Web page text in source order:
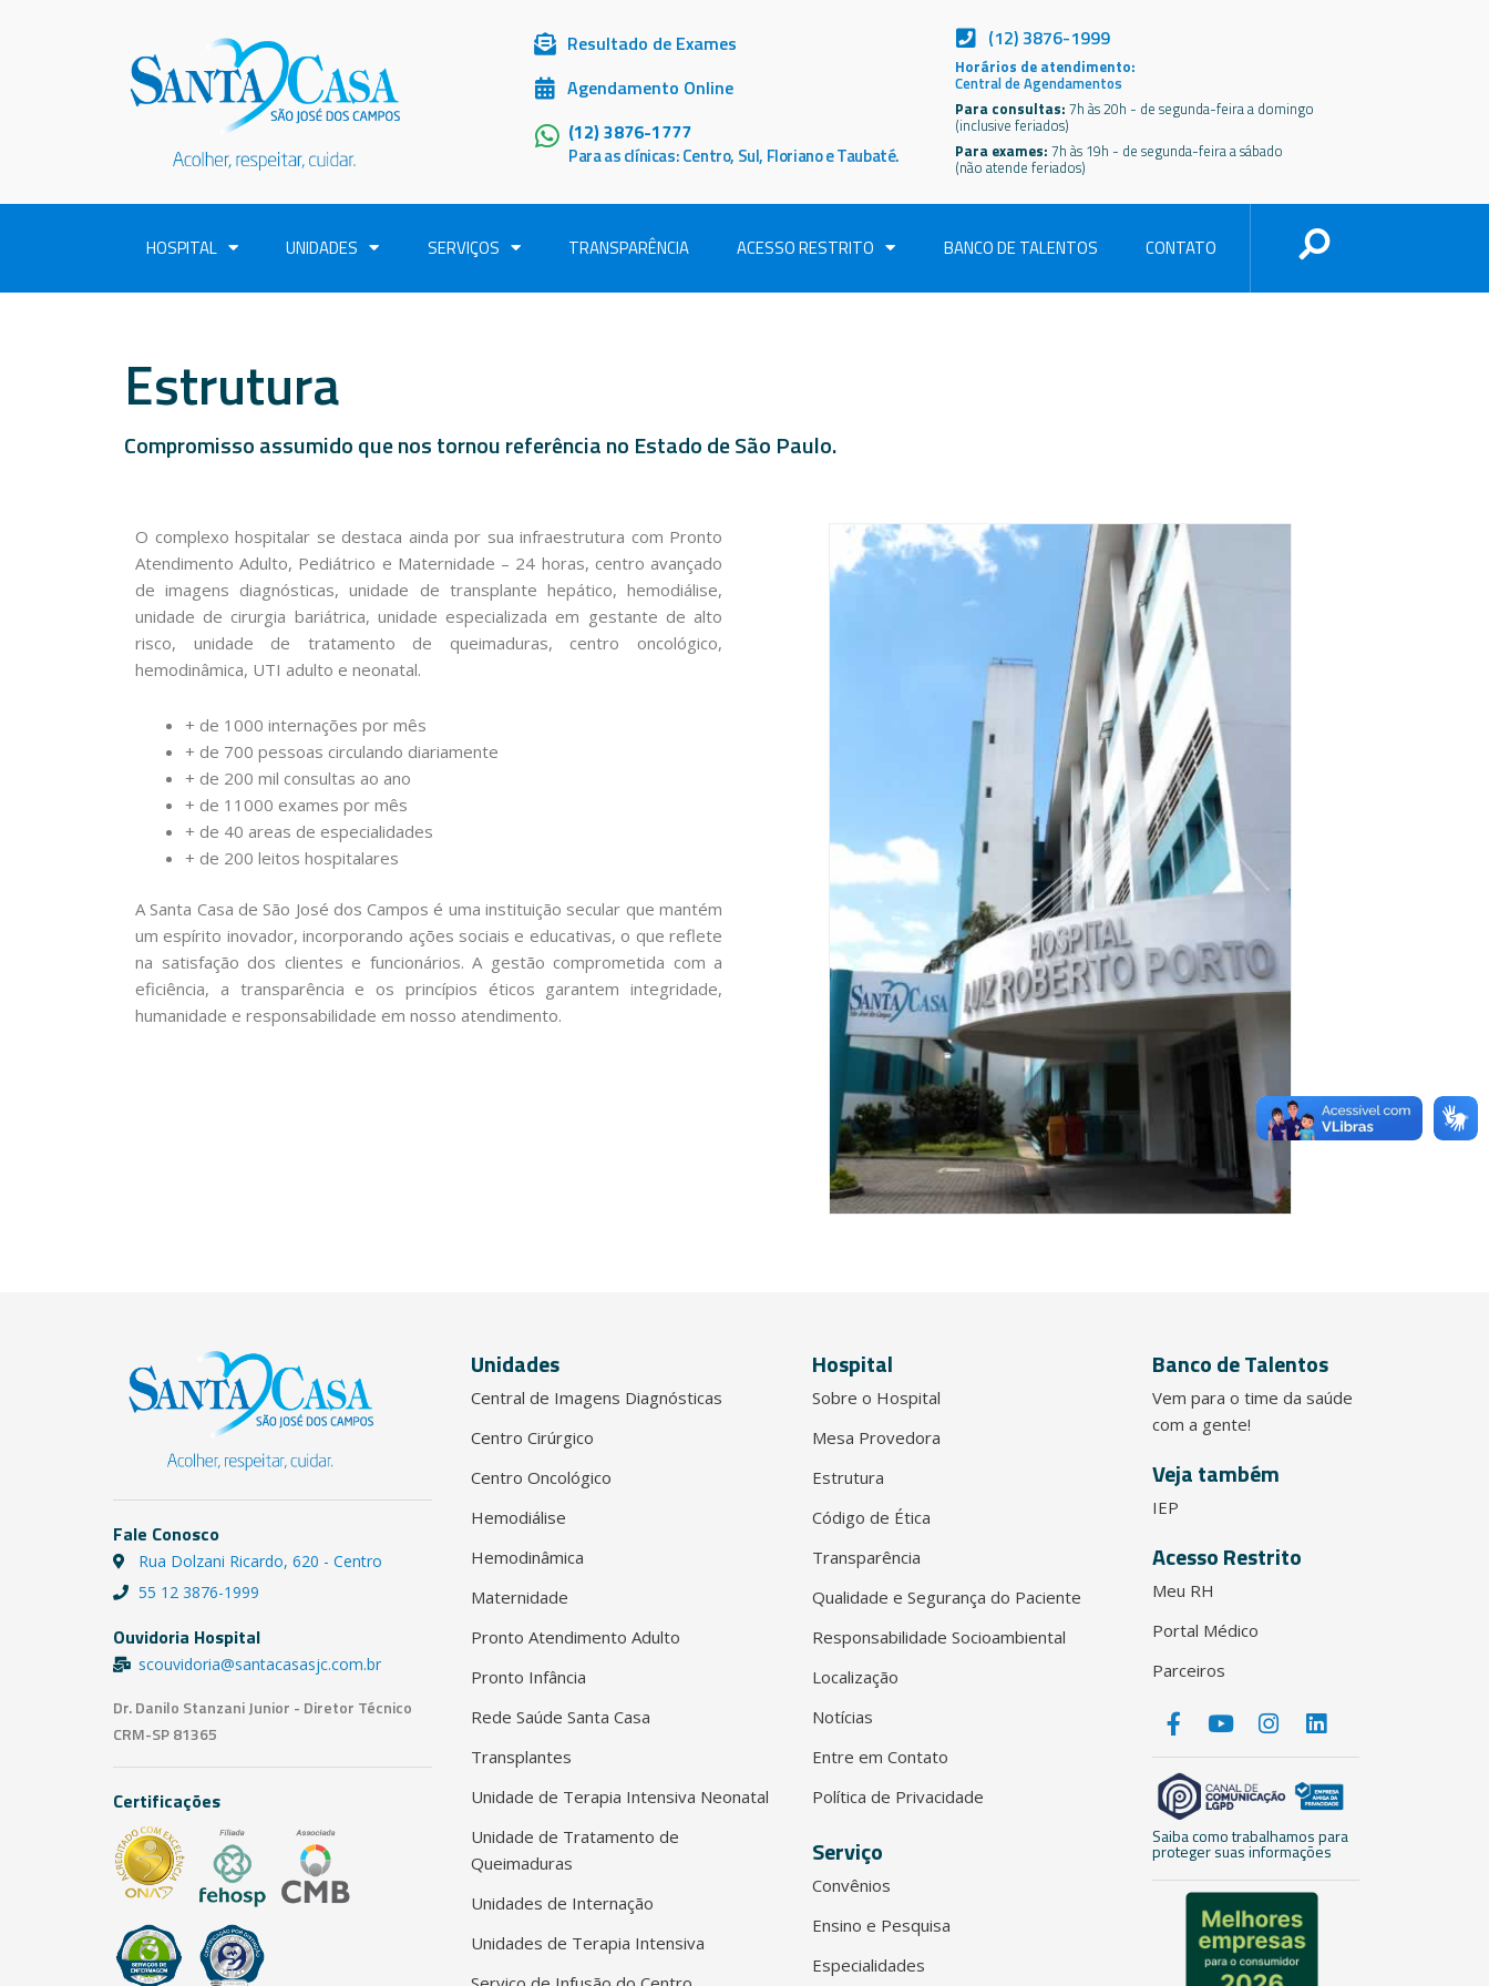
Resultado de Exames
Agendamento Online
(12) 3876-1777
Para as clínicas: Centro, Sul, Floriano e Taubaté.
(12) 3876-1999
Horários de atendimento:
Central de Agendamentos
Para consultas: 7h às 20h - de segunda-feira a domingo
(inclusive feriados)
Para exames: 7h às 19h - de segunda-feira a sábado
(não atende feriados)
HOSPITAL UNIDADES SERVIÇOS TRANSPARÊNCIA ACESSO RESTRITO BANCO DE TALENTOS CONTATO
Estrutura
Compromisso assumido que nos tornou referência no Estado de São Paulo.
O complexo hospitalar se destaca ainda por sua infraestrutura com Pronto
Atendimento Adulto, Pediátrico e Maternidade – 24 horas, centro avançado
de imagens diagnósticas, unidade de transplante hepático, hemodiálise,
unidade de cirurgia bariátrica, unidade especializada em gestante de alto
risco, unidade de tratamento de queimaduras, centro oncológico,
hemodinâmica, UTI adulto e neonatal.
+ de 1000 internações por mês
+ de 700 pessoas circulando diariamente
+ de 200 mil consultas ao ano
+ de 11000 exames por mês
+ de 40 areas de especialidades
+ de 200 leitos hospitalares
A Santa Casa de São José dos Campos é uma instituição secular que mantém
um espírito inovador, incorporando ações sociais e educativas, o que reflete
na satisfação dos clientes e funcionários. A gestão comprometida com a
eficiência, a transparência e os princípios éticos garantem integridade,
humanidade e responsabilidade em nosso atendimento.
Fale Conosco
Rua Dolzani Ricardo, 620 - Centro
55 12 3876-1999
Ouvidoria Hospital
scouvidoria@santacasasjc.com.br
Dr. Danilo Stanzani Junior - Diretor Técnico
CRM-SP 81365
Certificações
Unidades
Central de Imagens Diagnósticas
Centro Cirúrgico
Centro Oncológico
Hemodiálise
Hemodinâmica
Maternidade
Pronto Atendimento Adulto
Pronto Infância
Rede Saúde Santa Casa
Transplantes
Unidade de Terapia Intensiva Neonatal
Unidade de Tratamento de
Queimaduras
Unidades de Internação
Unidades de Terapia Intensiva
Hospital
Sobre o Hospital
Mesa Provedora
Estrutura
Código de Ética
Transparência
Qualidade e Segurança do Paciente
Responsabilidade Socioambiental
Localização
Notícias
Entre em Contato
Política de Privacidade
Serviço
Convênios
Ensino e Pesquisa
Especialidades
Banco de Talentos
Vem para o time da saúde
com a gente!
Veja também
IEP
Acesso Restrito
Meu RH
Portal Médico
Parceiros
Saiba como trabalhamos para
proteger suas informações